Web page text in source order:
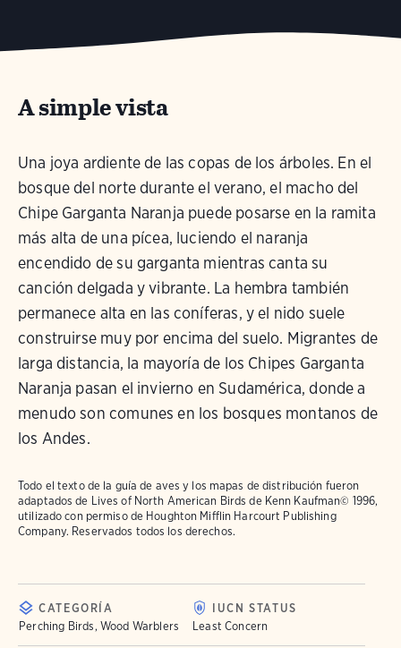
A simple vista
Una joya ardiente de las copas de los árboles. En el
bosque del norte durante el verano, el macho del
Chipe Garganta Naranja puede posarse en la ramita
más alta de una pícea, luciendo el naranja
encendido de su garganta mientras canta su
canción delgada y vibrante. La hembra también
permanece alta en las coníferas, y el nido suele
construirse muy por encima del suelo. Migrantes de
larga distancia, la mayoría de los Chipes Garganta
Naranja pasan el invierno en Sudamérica, donde a
menudo son comunes en los bosques montanos de
los Andes.
Todo el texto de la guía de aves y los mapas de distribución fueron
adaptados de Lives of North American Birds de Kenn Kaufman© 1996,
utilizado con permiso de Houghton Mifflin Harcourt Publishing
Company. Reservados todos los derechos.
CATEGORÍA
Perching Birds, Wood Warblers
IUCN STATUS
Least Concern